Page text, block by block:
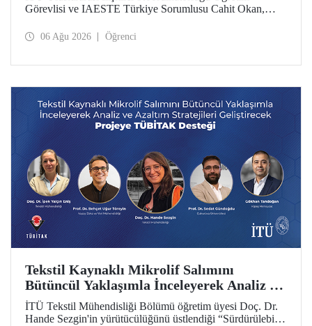
Görevlisi ve IAESTE Türkiye Sorumlusu Cahit Okan,
Temmuz tarihlerinde ABD’de dünyanın önde gelen
06 Ağu 2026 Öğrenci
Tekstil Kaynaklı Mikrolif Salımını
Bütüncül Yaklaşımla İnceleyerek Analiz ve
Azaltım Stratejileri Geliştirecek Projeye
TÜBİTAK Desteği
İTÜ Tekstil Mühendisliği Bölümü öğretim üyesi Doç. Dr.
Hande Sezgin'in yürütücülüğünü üstlendiği “Sürdürülebilir